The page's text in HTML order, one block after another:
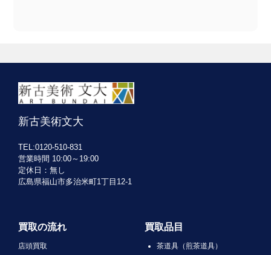
新古美術文大
TEL:0120-510-831
営業時間 10:00～19:00
定休日：無し
広島県福山市多治米町1丁目12-1
買取の流れ
店頭買取
買取品目
茶道具（煎茶道具）